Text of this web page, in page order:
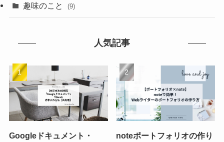
趣味のこと (9)
人気記事
Googleドキュメント・
noteポートフォリオの作り